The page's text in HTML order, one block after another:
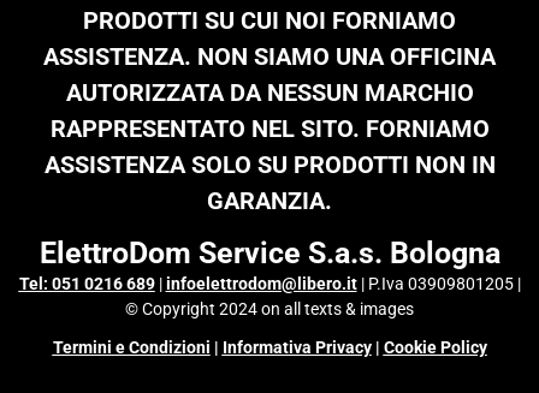
PRODOTTI SU CUI NOI FORNIAMO
ASSISTENZA. NON SIAMO UNA OFFICINA
AUTORIZZATA DA NESSUN MARCHIO
RAPPRESENTATO NEL SITO. FORNIAMO
ASSISTENZA SOLO SU PRODOTTI NON IN
GARANZIA.
ElettroDom Service S.a.s. Bologna
Tel: 051 0216 689|infoelettrodom@libero.it| P.Iva 03909801205 |
© Copyright 2024 on all texts & images
Termini e Condizioni | Informativa Privacy| Cookie Policy